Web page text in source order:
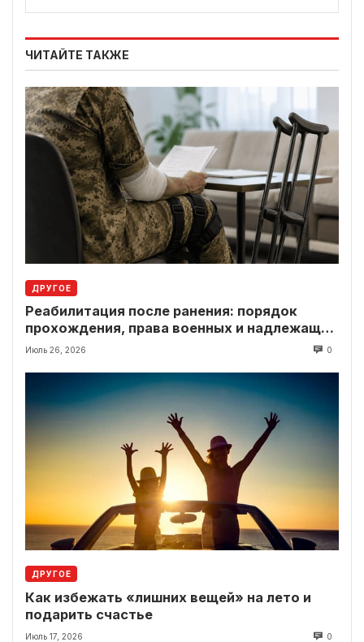
ЧИТАЙТЕ ТАКЖЕ
ДРУГОЕ
Реабилитация после ранения: порядок
прохождения, права военных и надлежащие
выплаты
Июль 26, 2026 0
ДРУГОЕ
Как избежать «лишних вещей» на лето и
подарить счастье
Июль 17, 2026 0